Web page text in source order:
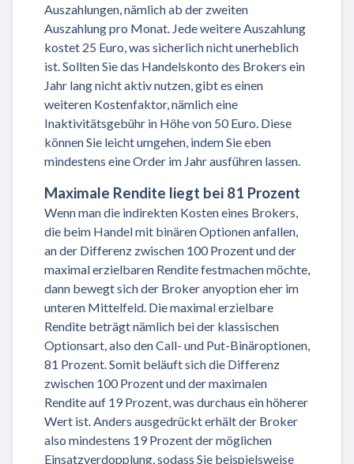
Auszahlungen, nämlich ab der zweiten
Auszahlung pro Monat. Jede weitere Auszahlung
kostet 25 Euro, was sicherlich nicht unerheblich
ist. Sollten Sie das Handelskonto des Brokers ein
Jahr lang nicht aktiv nutzen, gibt es einen
weiteren Kostenfaktor, nämlich eine
Inaktivitätsgebühr in Höhe von 50 Euro. Diese
können Sie leicht umgehen, indem Sie eben
mindestens eine Order im Jahr ausführen lassen.
Maximale Rendite liegt bei 81 Prozent
Wenn man die indirekten Kosten eines Brokers,
die beim Handel mit binären Optionen anfallen,
an der Differenz zwischen 100 Prozent und der
maximal erzielbaren Rendite festmachen möchte,
dann bewegt sich der Broker anyoption eher im
unteren Mittelfeld. Die maximal erzielbare
Rendite beträgt nämlich bei der klassischen
Optionsart, also den Call- und Put-Binäroptionen,
81 Prozent. Somit beläuft sich die Differenz
zwischen 100 Prozent und der maximalen
Rendite auf 19 Prozent, was durchaus ein höherer
Wert ist. Anders ausgedrückt erhält der Broker
also mindestens 19 Prozent der möglichen
Einsatzverdopplung, sodass Sie beispielsweise